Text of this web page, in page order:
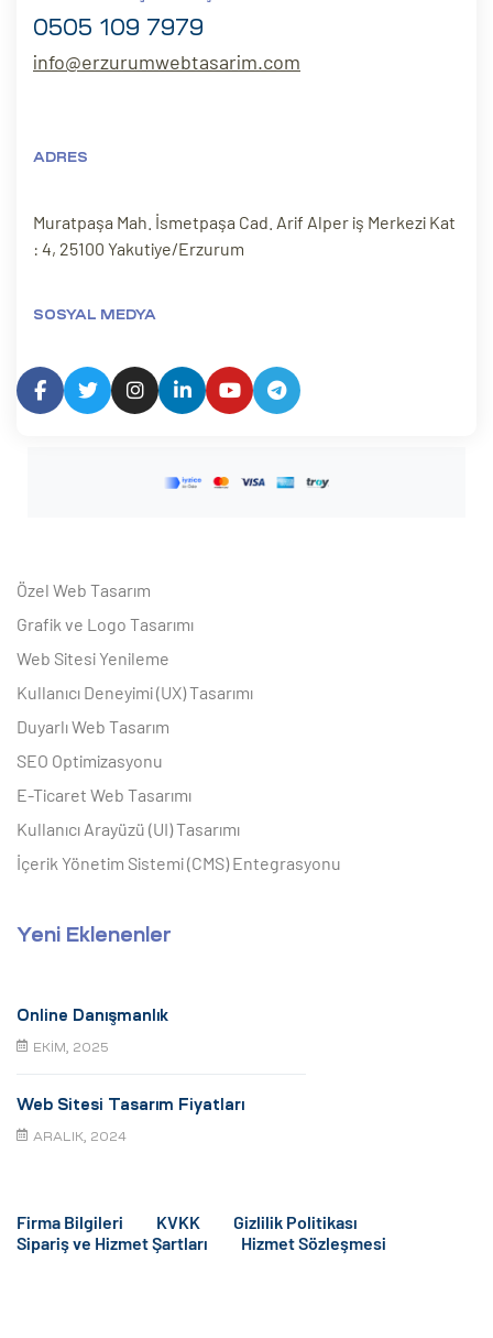
0505 109 7979
info@erzurumwebtasarim.com
ADRES
Muratpaşa Mah. İsmetpaşa Cad. Arif Alper iş Merkezi Kat
: 4, 25100 Yakutiye/Erzurum
SOSYAL MEDYA
Özel Web Tasarım
Grafik ve Logo Tasarımı
Web Sitesi Yenileme
Kullanıcı Deneyimi (UX) Tasarımı
Duyarlı Web Tasarım
SEO Optimizasyonu
E-Ticaret Web Tasarımı
Kullanıcı Arayüzü (UI) Tasarımı
İçerik Yönetim Sistemi (CMS) Entegrasyonu
Yeni Eklenenler
Online Danışmanlık
EKIM, 2025
Web Sitesi Tasarım Fiyatları
ARALIK, 2024
Firma Bilgileri KVKK
Gizlilik Politikası
Sipariş ve Hizmet Şartları
Hizmet Sözleşmesi